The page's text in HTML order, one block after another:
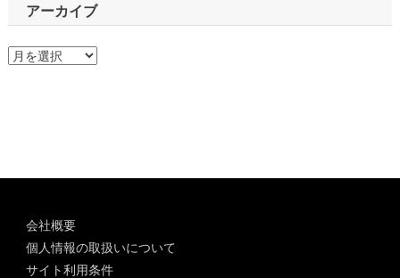
アーカイブ
ア
会社概要
個人情報の取扱いについて
サイト利用条件